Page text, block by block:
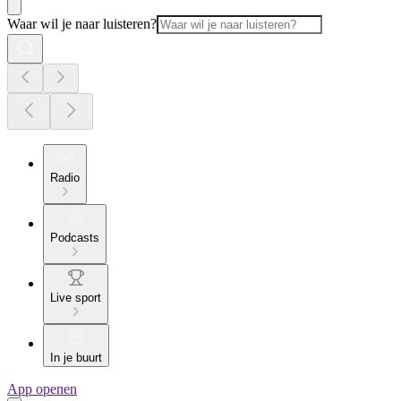
Waar wil je naar luisteren?
Radio
Podcasts
Live sport
In je buurt
App openen